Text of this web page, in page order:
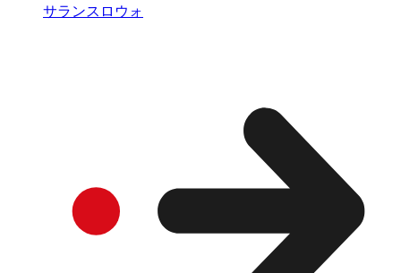
サランスロウォ